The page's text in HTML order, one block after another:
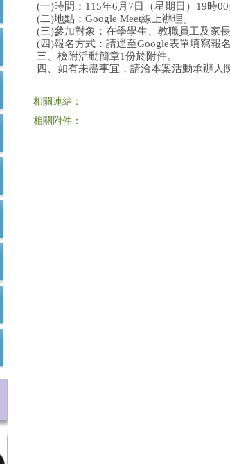
(一)時間：115年6月7日（星期日）19時
(二)地點：Google Meet線上辦理。
(三)參加對象：在學學生、教職員工及家長
(四)報名方式：請逕至Google表單填寫報
三、檢附活動簡章1份於附件。
四、如有未盡事宜，請洽本案活動承辦人
相關連結：
相關附件：